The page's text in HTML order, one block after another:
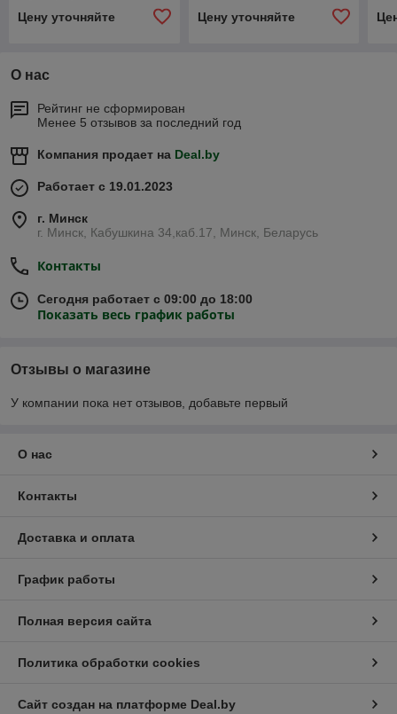
Цену уточняйте
Цену уточняйте
О нас
Рейтинг не сформирован
Менее 5 отзывов за последний год
Компания продает на Deal.by
Работает с 19.01.2023
г. Минск
г. Минск, Кабушкина 34,каб.17, Минск, Беларусь
Контакты
Сегодня работает с 09:00 до 18:00
Показать весь график работы
Отзывы о магазине
У компании пока нет отзывов, добавьте первый
О нас
Контакты
Доставка и оплата
График работы
Полная версия сайта
Политика обработки cookies
Сайт создан на платформе Deal.by